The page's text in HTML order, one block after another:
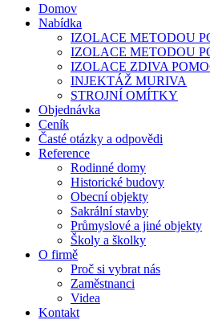
Domov
Nabídka
IZOLACE METODOU
IZOLACE METODOU
IZOLACE ZDIVA
INJEKTÁŽ MURIVA
STROJNÍ OMÍTKY
Objednávka
Ceník
Časté otázky a odpovědi
Reference
Rodinné domy
Historické budovy
Obecní objekty
Sakrální stavby
Průmyslové a jiné objekty
Školy a školky
O firmě
Proč si vybrat nás
Zaměstnanci
Videa
Kontakt